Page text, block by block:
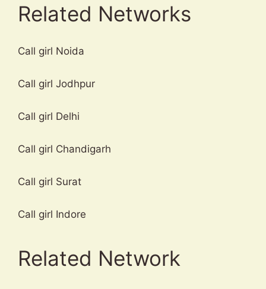
Related Networks
Call girl Noida
Call girl Jodhpur
Call girl Delhi
Call girl Chandigarh
Call girl Surat
Call girl Indore
Related Network